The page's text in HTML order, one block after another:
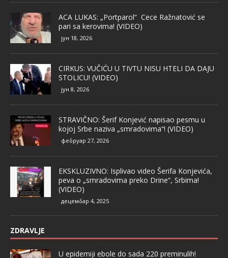
ACA LUKAS: „Portparol“ Cece Ražnatović se
pari sa kerovima! (VIDEO)
јун 18, 2026
CIRKUS: VUČIĆU U TIVTU NISU HTELI DA DAJU
STOLICU! (VIDEO)
јун 8, 2026
STRAVIČNO: Šerif Konjević napisao pesmu u
kojoj Srbe naziva „smradovima“! (VIDEO)
фебруар 27, 2026
EKSKLUZIVNO: Isplivao video Šerifa Konjevića,
peva o „smradovima preko Drine“, Srbima!
(VIDEO)
децембар 4, 2025
ZDRAVLJE
U epidemiji ebole do sada 220 preminulih!